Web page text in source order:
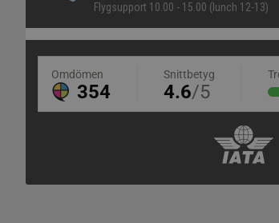
Flygsupport 10.00 - 15.00 (lunch 12-13)